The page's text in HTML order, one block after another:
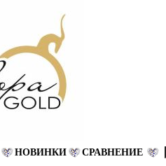
НОВИНКИ СРАВНЕНИЕ